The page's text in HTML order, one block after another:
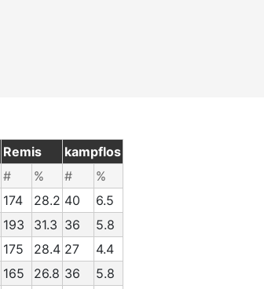
Remis
kampflos
# % #
%
174 28.2 40
6.5
193 31.3 36
5.8
175 28.4 27
4.4
165 26.8 36
5.8